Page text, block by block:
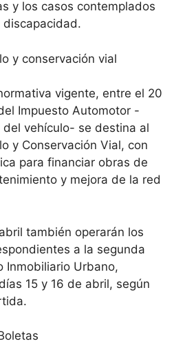
y los casos contemplados
discapacidad.
y conservación vial
vigente, entre el 20
Impuesto Automotor -
del vehículo- se destina al
y Conservación Vial, con
para financiar obras de
y mejora de la red
también operarán los
a la segunda
Inmobiliario Urbano,
15 y 16 de abril, según